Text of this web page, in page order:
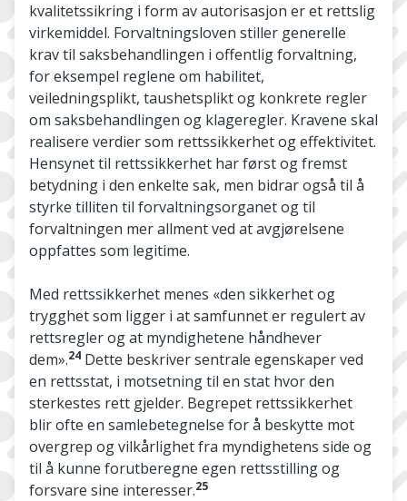
kvalitetssikring i form av autorisasjon er et rettslig
virkemiddel. Forvaltningsloven stiller generelle
krav til saksbehandlingen i offentlig forvaltning,
for eksempel reglene om habilitet,
veiledningsplikt, taushetsplikt og konkrete regler
om saksbehandlingen og klageregler. Kravene skal
realisere verdier som rettssikkerhet og effektivitet.
Hensynet til rettssikkerhet har først og fremst
betydning i den enkelte sak, men bidrar også til å
styrke tilliten til forvaltningsorganet og til
forvaltningen mer allment ved at avgjørelsene
oppfattes som legitime.
Med rettssikkerhet menes «den sikkerhet og
trygghet som ligger i at samfunnet er regulert av
rettsregler og at myndighetene håndhever
dem».24 Dette beskriver sentrale egenskaper ved
en rettsstat, i motsetning til en stat hvor den
sterkestes rett gjelder. Begrepet rettssikkerhet
blir ofte en samlebetegnelse for å beskytte mot
overgrep og vilkårlighet fra myndighetens side og
til å kunne forutberegne egen rettsstilling og
forsvare sine interesser.25